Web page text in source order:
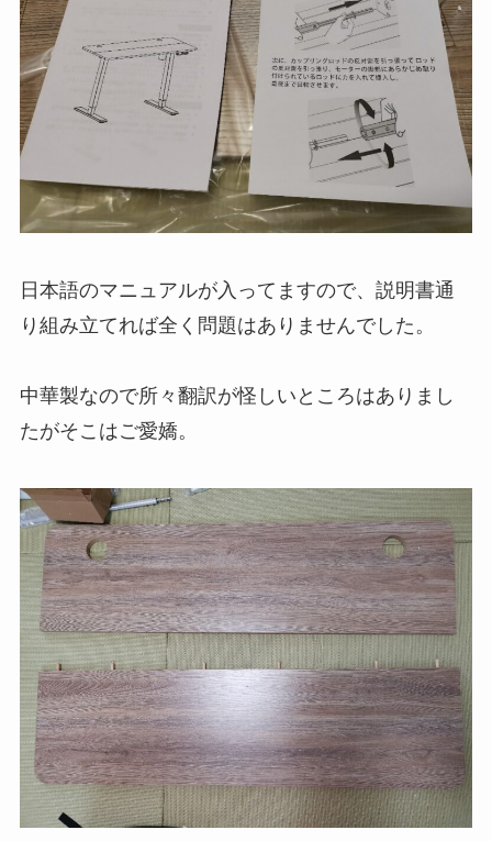
日本語のマニュアルが入ってますので、説明書通
り組み立てれば全く問題はありませんでした。
中華製なので所々翻訳が怪しいところはありまし
たがそこはご愛嬌。